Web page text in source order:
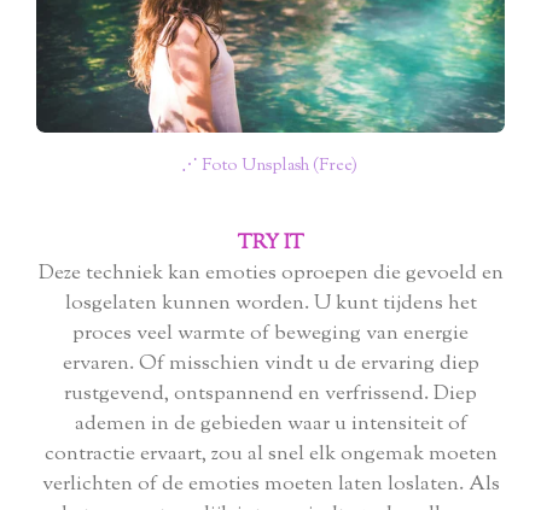
⋰ Foto Unsplash (Free)
TRY IT
Deze techniek kan emoties oproepen die gevoeld en
losgelaten kunnen worden. U kunt tijdens het
proces veel warmte of beweging van energie
ervaren. Of misschien vindt u de ervaring diep
rustgevend, ontspannend en verfrissend. Diep
ademen in de gebieden waar u intensiteit of
contractie ervaart, zou al snel elk ongemak moeten
verlichten of de emoties moeten laten loslaten. Als